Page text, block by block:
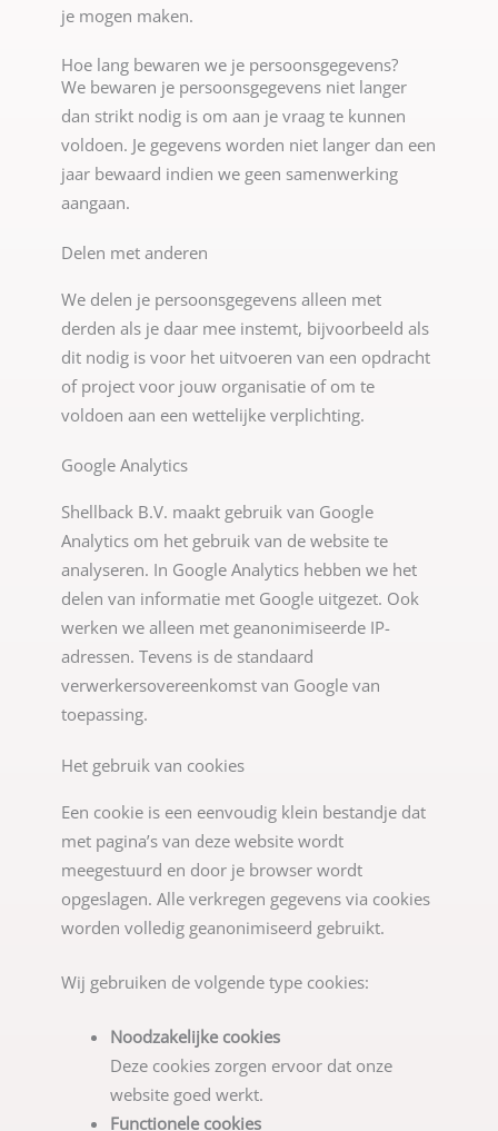
je mogen maken.
Hoe lang bewaren we je persoonsgegevens?
We bewaren je persoonsgegevens niet langer
dan strikt nodig is om aan je vraag te kunnen
voldoen. Je gegevens worden niet langer dan een
jaar bewaard indien we geen samenwerking
aangaan.
Delen met anderen
We delen je persoonsgegevens alleen met
derden als je daar mee instemt, bijvoorbeeld als
dit nodig is voor het uitvoeren van een opdracht
of project voor jouw organisatie of om te
voldoen aan een wettelijke verplichting.
Google Analytics
Shellback B.V. maakt gebruik van Google
Analytics om het gebruik van de website te
analyseren. In Google Analytics hebben we het
delen van informatie met Google uitgezet. Ook
werken we alleen met geanonimiseerde IP-
adressen. Tevens is de standaard
verwerkersovereenkomst van Google van
toepassing.
Het gebruik van cookies
Een cookie is een eenvoudig klein bestandje dat
met pagina’s van deze website wordt
meegestuurd en door je browser wordt
opgeslagen. Alle verkregen gegevens via cookies
worden volledig geanonimiseerd gebruikt.
Wij gebruiken de volgende type cookies:
Noodzakelijke cookies
Deze cookies zorgen ervoor dat onze
website goed werkt.
Functionele cookies